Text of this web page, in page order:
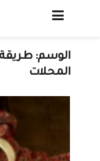
الوسم:
المحلات